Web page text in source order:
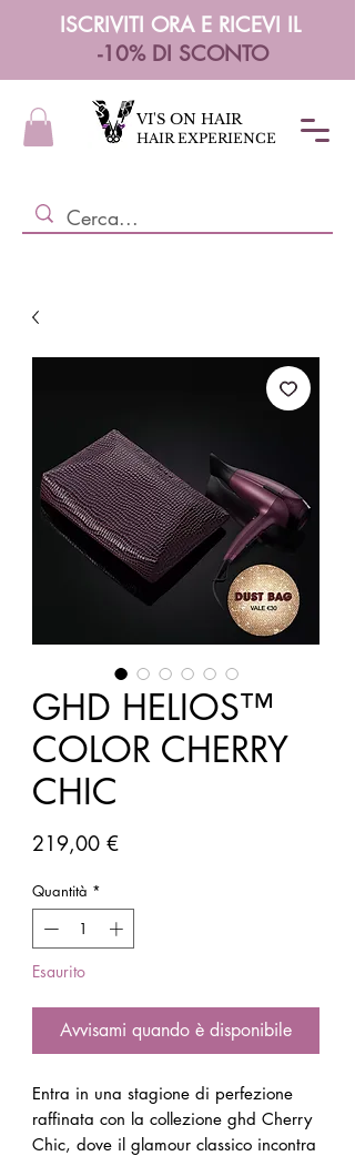
ISCRIVITI ORA E RICEVI IL
-10% DI SCONTO
HAIR EXPERIENCE
VI'S ON HAIR
GHD HELIOS™
COLOR CHERRY
CHIC
219,00 €Prezzo
Quantità *
Esaurito
Avvisami quando è disponibile
Entra in una stagione di perfezione
raffinata con la collezione ghd Cherry
Chic, dove il glamour classico incontra